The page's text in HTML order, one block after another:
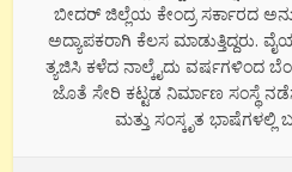
ಬೀದರ್ ಜಿಲ್ಲೆಯ ಕೇಂದ್ರ ಸರ್ಕಾರದ
ಅದ್ಯಾಪಕರಾಗಿ ಕೆಲಸ ಮಾಡುತ್ತಿದ್ದರು.
ತ್ಯಜಿಸಿ ಕಳೆದ ನಾಲ್ಕೈದು ವರ್ಷಗಳಿಂದ
ಜೊತೆ ಸೇರಿ ಕಟ್ಟಡ ನಿರ್ಮಾಣ ಸಂಸ್ಥೆ
ಮತ್ತು ಸಂಸ್ಕೃತ ಭಾಷೆಗಳಲ್ಲಿ